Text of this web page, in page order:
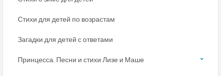
Стихи для детей по возрастам
Загадки для детей с ответами
Принцесса. Песни и стихи Лизе и Маше